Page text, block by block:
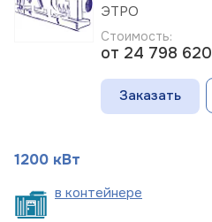
ЭТРО
Стоимость:
от 24 798 620
Заказать
1200 кВт
в контейнере